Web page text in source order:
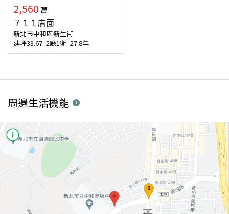
2,560 萬
７１１店面
新北市中和區新生街
建坪33.67 2廳1衛 27.8年
周邊生活機能